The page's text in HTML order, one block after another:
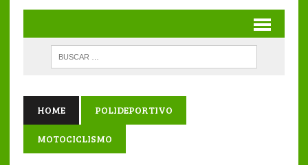
HOME POLIDEPORTIVO
MOTOCICLISMO